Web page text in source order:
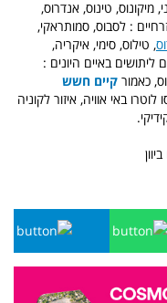
מיקונוס, טינוס, אנדרוס,
: לסבוס, סמותראקי,
, טילוס, סימי, איקריה,
באיים היונים :
כאמור קיים חשש
לוטרו באי אוויה, איזור לקוניה